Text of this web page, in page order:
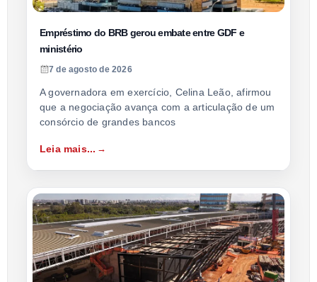
Empréstimo do BRB gerou embate entre GDF e
ministério
7 de agosto de 2026
A governadora em exercício, Celina Leão, afirmou
que a negociação avança com a articulação de um
consórcio de grandes bancos
Leia mais...